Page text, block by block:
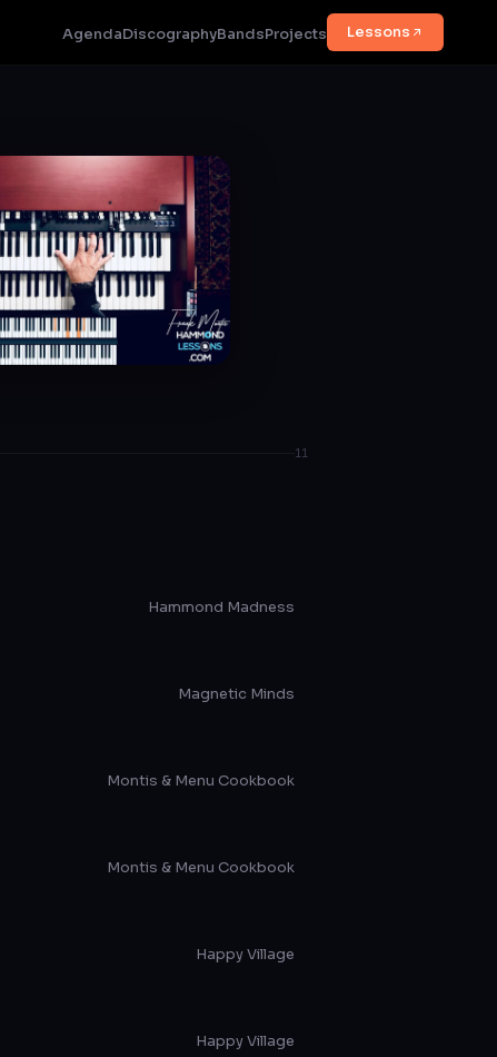
AgendaDiscographyBandsProjects Lessons
11
Hammond Madness
Magnetic Minds
Montis & Menu Cookbook
Montis & Menu Cookbook
Happy Village
Happy Village